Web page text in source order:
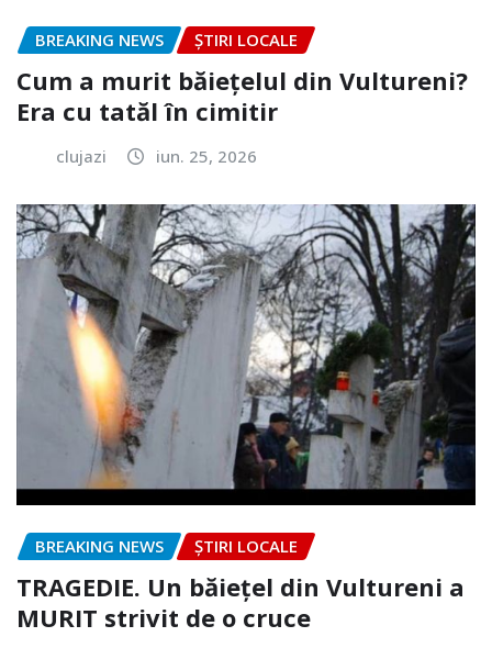
BREAKING NEWS ȘTIRI LOCALE
Cum a murit băiețelul din Vultureni?
Era cu tatăl în cimitir
clujazi iun. 25, 2026
BREAKING NEWS ȘTIRI LOCALE
TRAGEDIE. Un băiețel din Vultureni a
MURIT strivit de o cruce